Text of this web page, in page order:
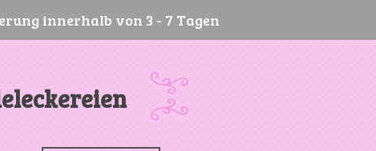
innerhalb von 3 - 7 Tagen